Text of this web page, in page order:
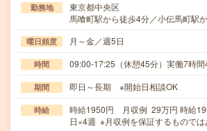
勤務地
東京都中央区
馬喰町駅から徒歩4分／小伝馬町駅
曜日頻度 月～金／週5日
時間 09:00-17:25（休憩45分）実働7時間
期間 即日～長期 ※開始日相談OK
時給
時給1950円 月収例 29万円 時給
日×4週 ※月収例を保証するものでは